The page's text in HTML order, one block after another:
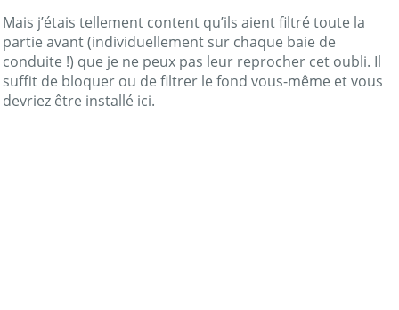
Mais j’étais tellement content qu’ils aient filtré toute la
partie avant (individuellement sur chaque baie de
conduite !) que je ne peux pas leur reprocher cet oubli. Il
suffit de bloquer ou de filtrer le fond vous-même et vous
devriez être installé ici.